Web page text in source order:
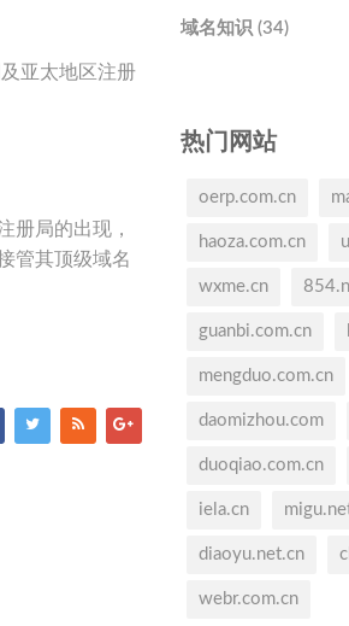
亚太地区注册
册局的出现，
管其顶级域名
域名知识 (34)
热门网站
oerp.com.cn
haoza.com.cn
wxme.cn
guanbi.com.cn
mengduo.com.cn
daomizhou.com
duoqiao.com.cn
iela.cn
diaoyu.net.cn
webr.com.cn